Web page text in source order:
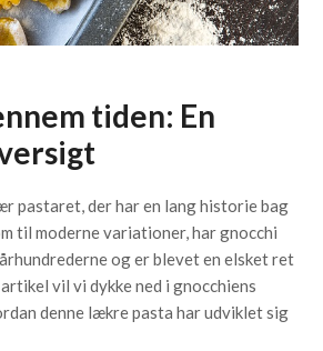
tiden: En
pastaret, der har en lang historie bag
til moderne variationer, har gnocchi
og er blevet en elsket ret
vil vi dykke ned i gnocchiens
denne lækre pasta har udviklet sig